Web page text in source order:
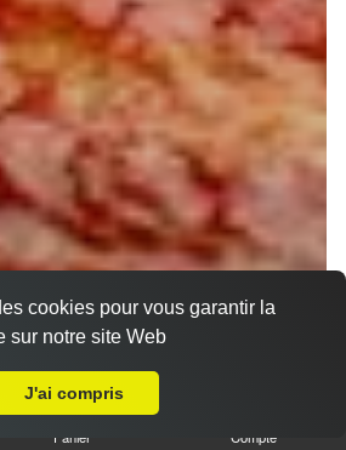
Panier Compte
cookies pour vous garantir la
sur notre site Web
J'ai compris